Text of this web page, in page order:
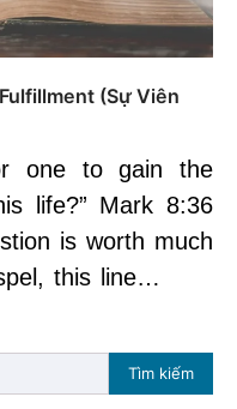
(Sự Viên
one to gain the
life?” Mark 8:36
is worth much
this line…
Tìm kiếm